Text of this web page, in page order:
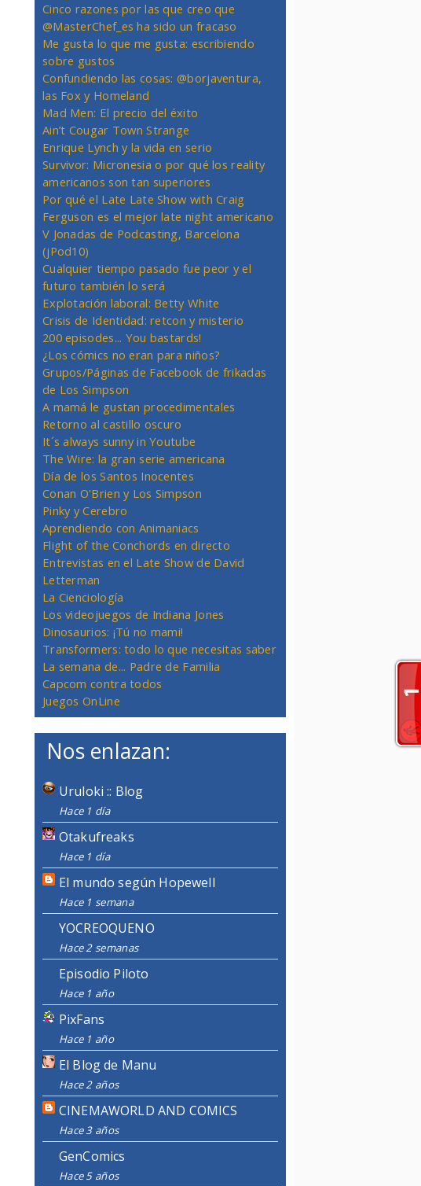
Cinco razones por las que creo que
@MasterChef_es ha sido un fracaso
Me gusta lo que me gusta: escribiendo
sobre gustos
Confundiendo las cosas: @borjaventura,
las Fox y Homeland
Mad Men: El precio del éxito
Ain’t Cougar Town Strange
Enrique Lynch y la vida en serio
Survivor: Micronesia o por qué los reality
americanos son tan superiores
Por qué el Late Late Show with Craig
Ferguson es el mejor late night americano
V Jonadas de Podcasting, Barcelona
(jPod10)
Cualquier tiempo pasado fue peor y el
futuro también lo será
Explotación laboral: Betty White
Crisis de Identidad: retcon y misterio
200 episodes... You bastards!
¿Los cómics no eran para niños?
Grupos/Páginas de Facebook de frikadas
de Los Simpson
A mamá le gustan procedimentales
Retorno al castillo oscuro
It´s always sunny in Youtube
The Wire: la gran serie americana
Día de los Santos Inocentes
Conan O'Brien y Los Simpson
Pinky y Cerebro
Aprendiendo con Animaniacs
Flight of the Conchords en directo
Entrevistas en el Late Show de David
Letterman
La Cienciología
Los videojuegos de Indiana Jones
Dinosaurios: ¡Tú no mami!
Transformers: todo lo que necesitas saber
La semana de... Padre de Familia
Capcom contra todos
Juegos OnLine
Nos enlazan:
Uruloki :: Blog
Hace 1 día
Otakufreaks
Hace 1 día
El mundo según Hopewell
Hace 1 semana
YOCREOQUENO
Hace 2 semanas
Episodio Piloto
Hace 1 año
PixFans
Hace 1 año
El Blog de Manu
Hace 2 años
CINEMAWORLD AND COMICS
Hace 3 años
GenComics
Hace 5 años